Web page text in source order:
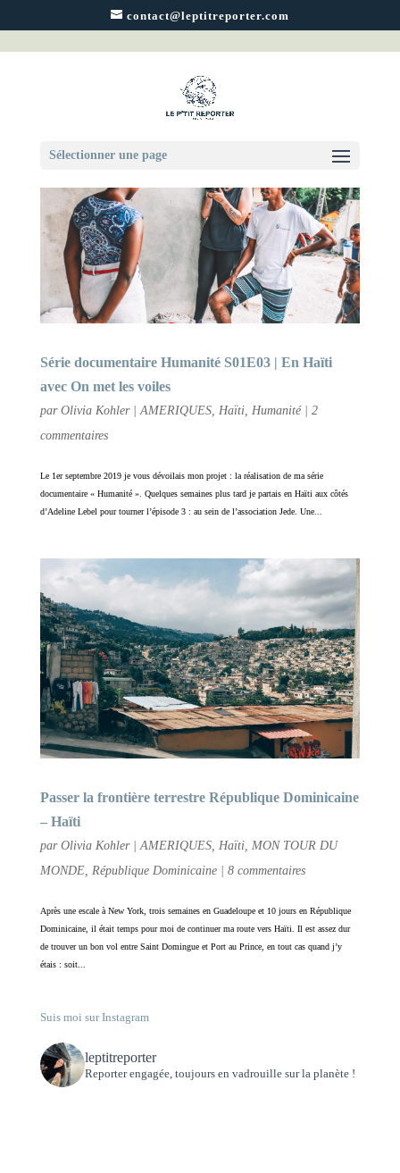
contact@leptitreporter.com
Sélectionner une page
Série documentaire Humanité S01E03 | En Haïti
avec On met les voiles
par Olivia Kohler| AMERIQUES, Haïti, Humanité| 2
commentaires
Le 1er septembre 2019 je vous dévoilais mon projet : la réalisation de ma série
documentaire « Humanité ». Quelques semaines plus tard je partais en Haïti aux côtés
d’Adeline Lebel pour tourner l’épisode 3 : au sein de l’association Jede. Une...
Passer la frontière terrestre République Dominicaine
– Haïti
par Olivia Kohler| AMERIQUES, Haïti, MON TOUR DU
MONDE, République Dominicaine| 8 commentaires
Après une escale à New York, trois semaines en Guadeloupe et 10 jours en République
Dominicaine, il était temps pour moi de continuer ma route vers Haïti. Il est assez dur
de trouver un bon vol entre Saint Domingue et Port au Prince, en tout cas quand j’y
étais : soit...
Suis moi sur Instagram
leptitreporter
Reporter engagée, toujours en vadrouille sur la planète !